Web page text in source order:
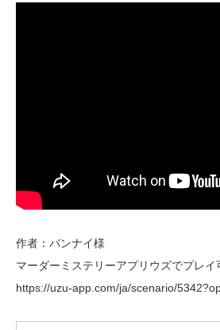
作者：バンナイ様
マーダーミステリーアプリウズでプレイ
https://uzu-app.com/ja/scenario/